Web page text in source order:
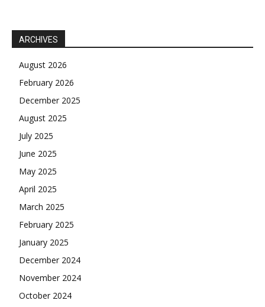
ARCHIVES
August 2026
February 2026
December 2025
August 2025
July 2025
June 2025
May 2025
April 2025
March 2025
February 2025
January 2025
December 2024
November 2024
October 2024